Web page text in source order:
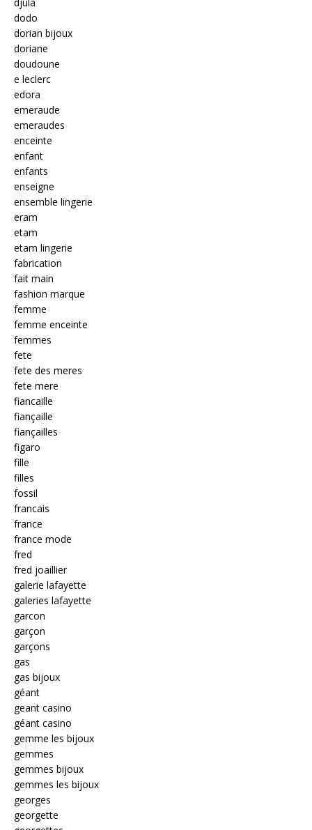
djula
dodo
dorian bijoux
doriane
doudoune
e leclerc
edora
emeraude
emeraudes
enceinte
enfant
enfants
enseigne
ensemble lingerie
eram
etam
etam lingerie
fabrication
fait main
fashion marque
femme
femme enceinte
femmes
fete
fete des meres
fete mere
fiancaille
fiançaille
fiançailles
figaro
fille
filles
fossil
francais
france
france mode
fred
fred joaillier
galerie lafayette
galeries lafayette
garcon
garçon
garçons
gas
gas bijoux
géant
geant casino
géant casino
gemme les bijoux
gemmes
gemmes bijoux
gemmes les bijoux
georges
georgette